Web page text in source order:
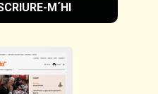
M´HI